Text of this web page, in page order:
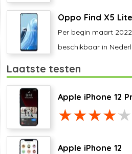
Oppo Find X5 Lite
Per begin maart
beschikbaar in
Laatste testen
Apple iPhone 12
Apple iPhone 12